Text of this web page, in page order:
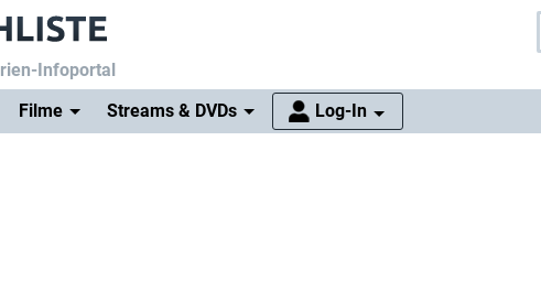
Infoportal
Filme Streams & DVDs Log-In